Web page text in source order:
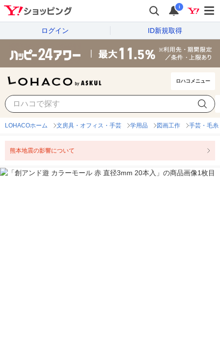
i
ログイン ID新規取得
ロハコメニュー
LOHACOホーム 文房具・オフィス・手芸 学用品 図画工作 手芸・毛糸
熊本地震の影響について